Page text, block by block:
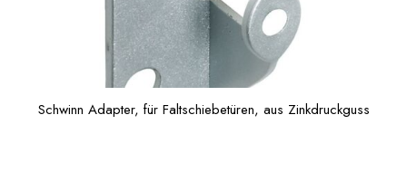
Schwinn Adapter, für Faltschiebetüren, aus Zinkdruckguss